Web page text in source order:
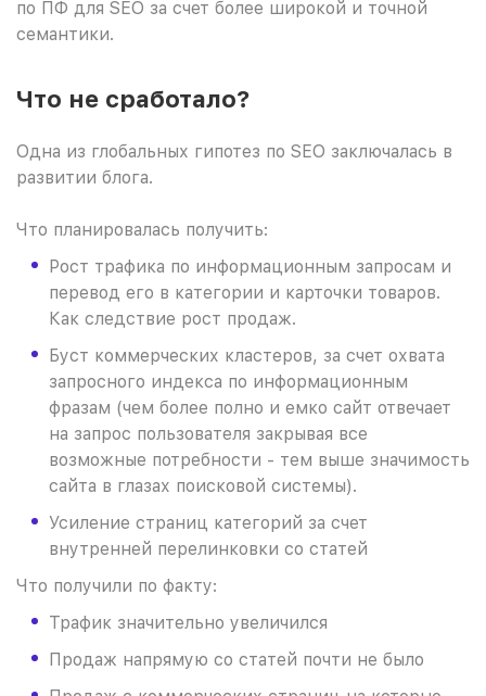
по ПФ для SEO за счет более широкой и точной
семантики.
Что не сработало?
Одна из глобальных гипотез по SEO заключалась в
развитии блога.
Что планировалась получить:
Рост трафика по информационным запросам и
перевод его в категории и карточки товаров.
Как следствие рост продаж.
Буст коммерческих кластеров, за счет охвата
запросного индекса по информационным
фразам (чем более полно и емко сайт отвечает
на запрос пользователя закрывая все
возможные потребности - тем выше значимость
сайта в глазах поисковой системы).
Усиление страниц категорий за счет
внутренней перелинковки со статей
Что получили по факту:
Трафик значительно увеличился
Продаж напрямую со статей почти не было